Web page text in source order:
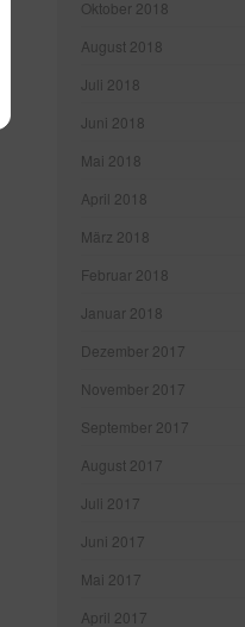
Oktober 2018
August 2018
Juli 2018
Juni 2018
Mai 2018
April 2018
März 2018
Februar 2018
Januar 2018
Dezember 2017
November 2017
September 2017
August 2017
Juli 2017
Juni 2017
Mai 2017
April 2017